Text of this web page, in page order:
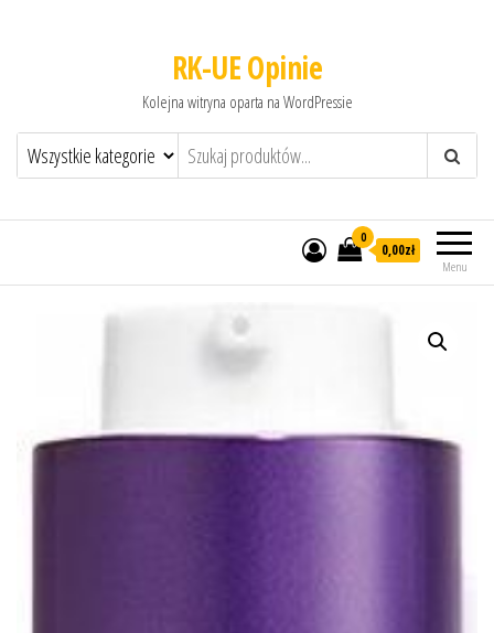
RK-UE Opinie
Kolejna witryna oparta na WordPressie
Menu
0
0,00zł